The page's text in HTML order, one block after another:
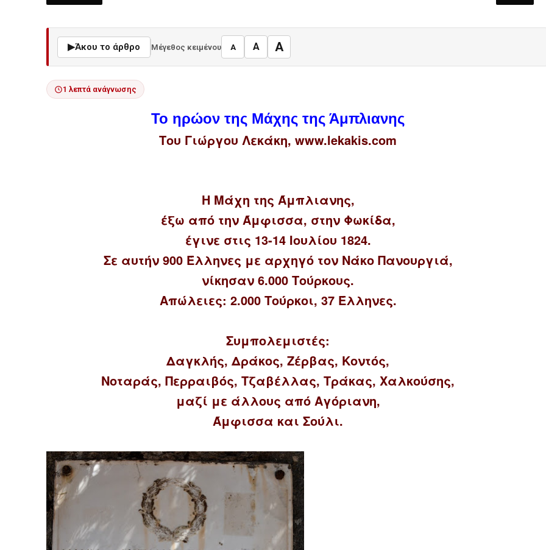
▶Άκου το άρθρο Μέγεθος κειμένου A A A
1 λεπτά ανάγνωσης
Το ηρώον της Μάχης της Άμπλιανης
Του Γιώργου Λεκάκη, www.lekakis.com
Η Μάχη της Άμπλιανης,
έξω από την Άμφισσα, στην Φωκίδα,
έγινε στις 13-14 Ιουλίου 1824.
Σε αυτήν 900 Έλληνες με αρχηγό τον Νάκο Πανουργιά,
νίκησαν 6.000 Τούρκους.
Απώλειες: 2.000 Τούρκοι, 37 Έλληνες.
Συμπολεμιστές:
Δαγκλής, Δράκος, Ζέρβας, Κοντός,
Νοταράς, Περραιβός, Τζαβέλλας, Τράκας, Χαλκούσης,
μαζί με άλλους από Αγόριανη,
Άμφισσα και Σούλι.